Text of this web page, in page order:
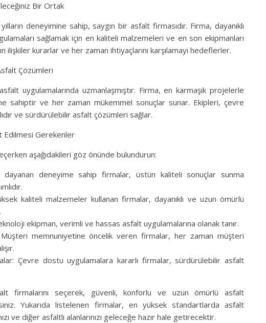
Bir Ortak
deneyimine sahip, saygın bir asfalt firmasıdır. Firma, dayanıklı
sağlamak için en kaliteli malzemeleri ve en son ekipmanları
ilişkiler kurarlar ve her zaman ihtiyaçlarını karşılamayı hedeflerler.
Çözümleri
uygulamalarında uzmanlaşmıştır. Firma, en karmaşık projelerle
sahiptir ve her zaman mükemmel sonuçlar sunar. Ekipleri, çevre
ve sürdürülebilir asfalt çözümleri sağlar.
Edilmesi Gerekenler
aşağıdakileri göz önünde bulundurun:
deneyime sahip firmalar, üstün kaliteli sonuçlar sunma
kaliteli malzemeler kullanan firmalar, dayanıklı ve uzun ömürlü
ekipman, verimli ve hassas asfalt uygulamalarına olanak tanır.
memnuniyetine öncelik veren firmalar, her zaman müşteri
Çevre dostu uygulamalara kararlı firmalar, sürdürülebilir asfalt
firmalarını seçerek, güvenli, konforlu ve uzun ömürlü asfalt
Yukarıda listelenen firmalar, en yüksek standartlarda asfalt
ve diğer asfaltlı alanlarınızı geleceğe hazır hale getirecektir.